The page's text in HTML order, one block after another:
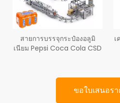
สายการบรรจุกระป๋องอลูมิ
เนียม Pepsi Coca Cola CSD
ขอใบเสนอร